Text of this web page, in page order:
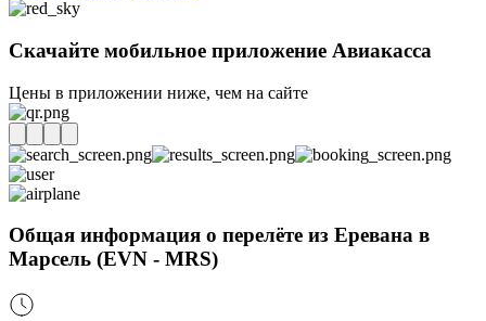
Скачайте мобильное приложение Авиакасса
Цены в приложении ниже, чем на сайте
Общая информация о перелёте из Еревана в
Марсель (EVN - MRS)